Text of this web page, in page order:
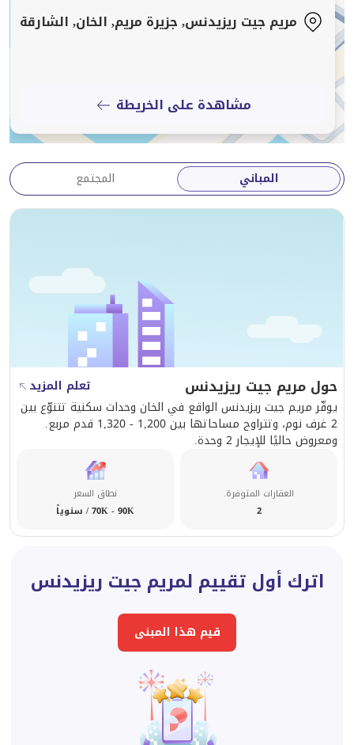
وتوفر كل ما تحتاجه من خدمات يومية. يمكنك التسوق
بسهولة من محلات السوبرماركت والبقالة المنتشرة في
الواجهة البحرية للمجاز للتنزه في المقاهي والمطاعم، كما
أن شاطئ الخان يوفر خيارات ممتعة مثل ركوب الأمواج والتزلج
على الماء. العائلات التي تسكن هنا تستفيد من قرب
المنطقة من مدرسة فيكتوريا الدولية، مما يجعلها بيئة
متكاملة. الإيجار الشهري لهذا الاستوديو هو 4,000 AED. إذا
كنت تبحث عن مكان يجمع بين الموقع المميز والخدمات
مريم جيت ريزيدنس, جزيرة مريم, الخان, الشارقة
مشاهدة على الخريطة
المباني المجتمع
حول مريم جيت ريزيدنس
تعلم المزيد
يوفّر مريم جيت ريزيدنس الواقع في الخان وحدات سكنية تتنوّع بين
2 غرف نوم، وتتراوح مساحاتها بين 1,200 - 1,320 قدم مربع.
ومعروض حاليًا للإيجار 2 وحدة.
العقارات المتوفرة.
2
نطاق السعر
70K - 90K / سنوياً
اترك أول تقييم لمريم جيت ريزيدنس
قيم هذا المبنى